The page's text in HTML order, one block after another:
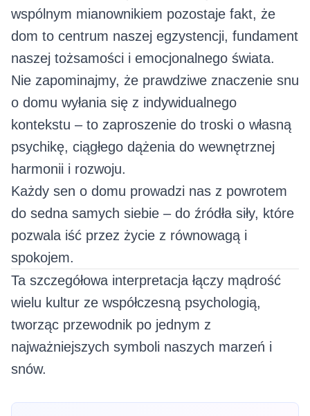
wspólnym mianownikiem pozostaje fakt, że
dom to centrum naszej egzystencji, fundament
naszej tożsamości i emocjonalnego świata.
Nie zapominajmy, że prawdziwe znaczenie snu
o domu wyłania się z indywidualnego
kontekstu – to zaproszenie do troski o własną
psychikę, ciągłego dążenia do wewnętrznej
harmonii i rozwoju.
Każdy sen o domu prowadzi nas z powrotem
do sedna samych siebie – do źródła siły, które
pozwala iść przez życie z równowagą i
spokojem.
Ta szczegółowa interpretacja łączy mądrość
wielu kultur ze współczesną psychologią,
tworząc przewodnik po jednym z
najważniejszych symboli naszych marzeń i
snów.